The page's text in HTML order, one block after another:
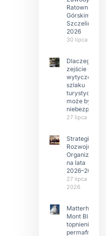
Ratownictwie
Górskim –
Szczeliniec
2026
30 lipca 2026
Dlaczego
zejście z
wytyczonego
szlaku
może być
27 lipca 2026
Strategia
Rozwoju
Organizacji
na lata
2026–2029
27 lipca
2026
Matterhorn i
Mont Blanc:
topnienie
permafrost,